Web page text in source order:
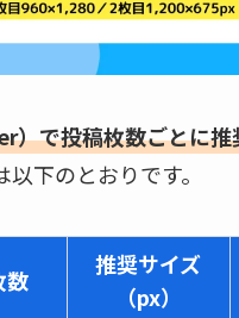
）で投稿枚数ごとに推
以下のとおりです。
数
推奨サイズ
（px）